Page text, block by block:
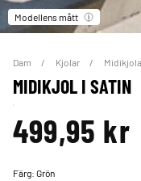
Modellens mått
Dam Kjolar
MIDIKJOL I SATIN
499,95 kr
Färg:Grön